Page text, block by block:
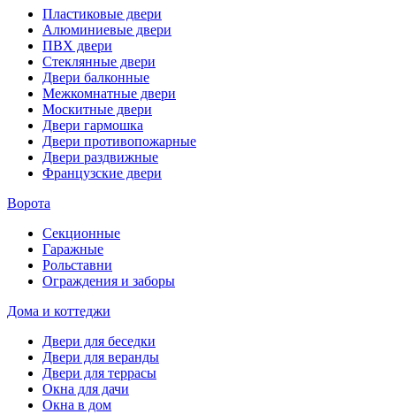
Пластиковые двери
Алюминиевые двери
ПВХ двери
Стеклянные двери
Двери балконные
Межкомнатные двери
Москитные двери
Двери гармошка
Двери противопожарные
Двери раздвижные
Французские двери
Ворота
Секционные
Гаражные
Рольставни
Ограждения и заборы
Дома и коттеджи
Двери для беседки
Двери для веранды
Двери для террасы
Окна для дачи
Окна в дом